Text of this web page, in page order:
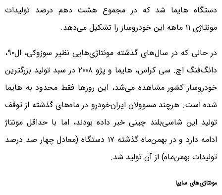
دستگاه هایما شد که در مجموع هشت دهم درصد تولیدات
مونتاژی ۱۱ ماهه این خودروساز را تشکیل می‌دهد.
در حالی که در سال‌های گذشته مونتاژی‌هایی نظیر سوزوکی، ال۹۰،
دانگ‌فنگ اچ. سی کراس، هایما و پژو ۲۰۰۸ در سبد تولید بزرگترین
خودروساز کشور مشاهده می‌شد، این روزها فقط محدود به هایما
شده است. هرچند مسوولان ایران‌خودرو در ماه‌های گذشته از توقف
تولید این شاسی‌بلند چینی خبر داده بودند، اما با حداقل مونتاژ
ادامه دارد و در بهمن‌ماه گذشته ۱۷ دستگاه (معادل چهار صد درصد
تولیدات بهمن‌ماه) از آن تولید شد.
مونتاژی‌های سایپا